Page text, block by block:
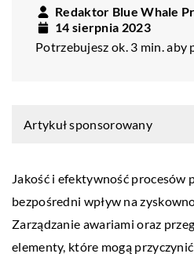
Redaktor Blue Whale
14 sierpnia 2023
Potrzebujesz ok. 3 min. aby
Artykuł sponsorowany
Jakość i efektywność procesów
bezpośredni wpływ na
Zarządzanie awariami oraz
elementy, które mogą